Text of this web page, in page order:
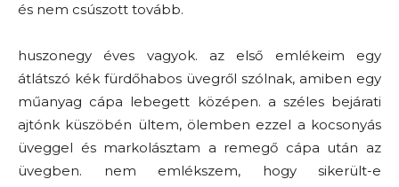
és nem csúszott tovább.
huszonegy éves vagyok. az első emlékeim egy
átlátszó kék fürdőhabos üvegről szólnak, amiben egy
műanyag cápa lebegett középen. a széles bejárati
ajtónk küszöbén ültem, ölemben ezzel a kocsonyás
üveggel és markolásztam a remegő cápa után az
üvegben. nem emlékszem, hogy sikerült-e